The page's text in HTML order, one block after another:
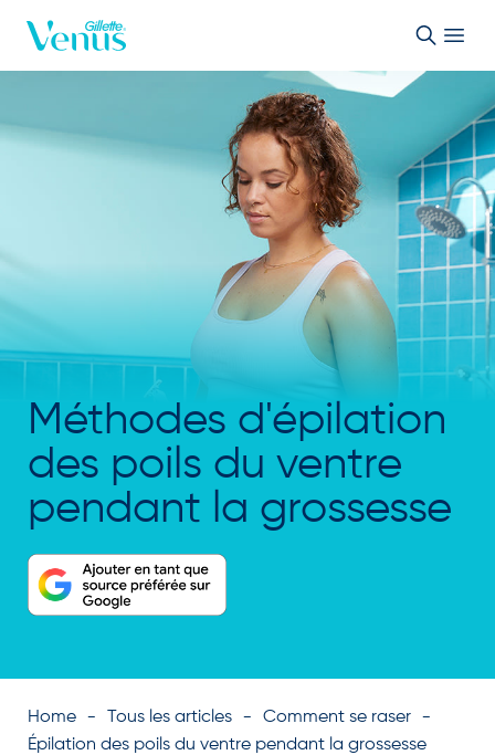
Méthodes d'épilation
des poils du ventre
pendant la grossesse
Home Tous les articles
Comment se raser
Épilation des poils du ventre pendant la grossesse